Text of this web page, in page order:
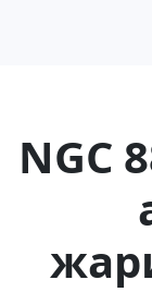
NGC